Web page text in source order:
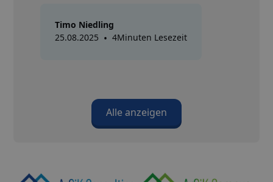
Timo Niedling
25.08.2025 • 4Minuten Lesezeit
Alle anzeigen